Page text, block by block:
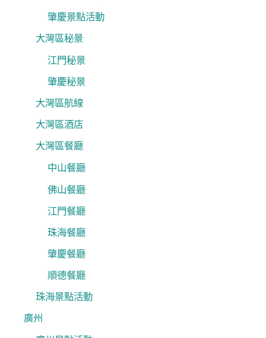
肇慶景點活動
大灣區秘景
江門秘景
肇慶秘景
大灣區航線
大灣區酒店
大灣區餐廳
中山餐廳
佛山餐廳
江門餐廳
珠海餐廳
肇慶餐廳
順德餐廳
珠海景點活動
廣州